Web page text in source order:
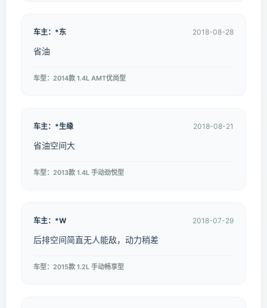
车主：*东 2018-08-28
省油
车型：2014款 1.4L AMT优尚型
车主：*生缘 2018-08-21
省油空间大
车型：2013款 1.4L 手动劲悦型
车主：*W 2018-07-29
后排空间简直无人能敌，动力稍差
车型：2015款 1.2L 手动畅享型